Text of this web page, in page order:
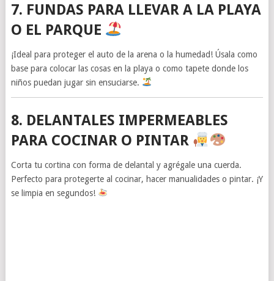
7. FUNDAS PARA LLEVAR A LA PLAYA
O EL PARQUE
¡Ideal para proteger el auto de la arena o la humedad! Úsala como
base para colocar las cosas en la playa o como tapete donde los
niños puedan jugar sin ensuciarse.
8. DELANTALES IMPERMEABLES
PARA COCINAR O PINTAR
Corta tu cortina con forma de delantal y agrégale una cuerda.
Perfecto para protegerte al cocinar, hacer manualidades o pintar. ¡Y
se limpia en segundos!